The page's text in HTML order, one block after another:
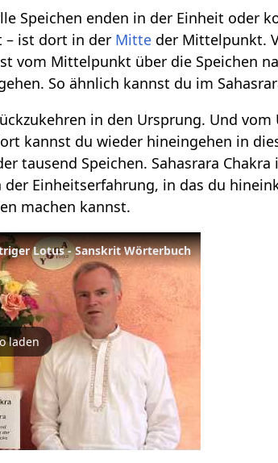
Speichen enden in der Einheit oder
– ist dort in der Mitte der Mittelpunkt.
vom Mittelpunkt über die Speichen
So ähnlich kannst du im
in den Ursprung. Und
kannst du wieder hineingehen in
tausend Speichen. Sahasrara
der Einheitserfahrung, in das du
machen kannst.
Lotus - Sanskrit Wörterbuch
laden